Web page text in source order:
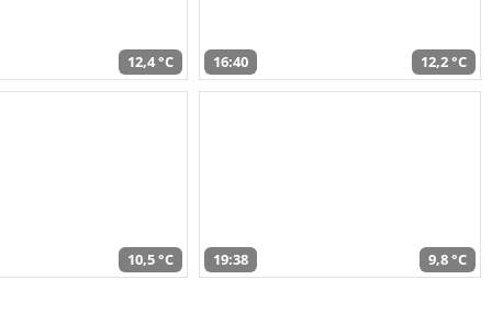
12,4 °C 16:40 12,2 °C
10,5 °C 19:38 9,8 °C